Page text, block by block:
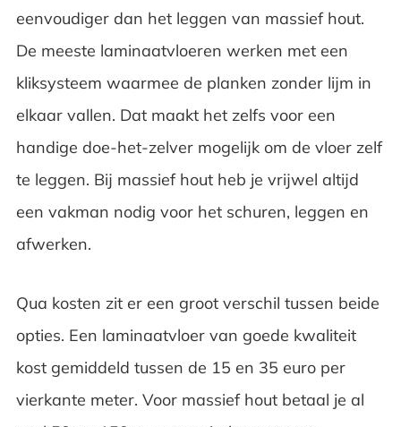
eenvoudiger dan het leggen van massief hout.
De meeste laminaatvloeren werken met een
kliksysteem waarmee de planken zonder lijm in
elkaar vallen. Dat maakt het zelfs voor een
handige doe-het-zelver mogelijk om de vloer zelf
te leggen. Bij massief hout heb je vrijwel altijd
een vakman nodig voor het schuren, leggen en
afwerken.
Qua kosten zit er een groot verschil tussen beide
opties. Een laminaatvloer van goede kwaliteit
kost gemiddeld tussen de 15 en 35 euro per
vierkante meter. Voor massief hout betaal je al